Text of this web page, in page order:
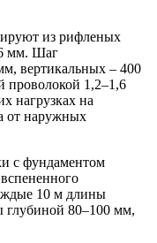
из рифленых
мм. Шаг
вертикальных – 400
проволокой 1,2–1,6
нагрузках на
от наружных
с фундаментом
10 м длины
глубиной 80–100 мм,